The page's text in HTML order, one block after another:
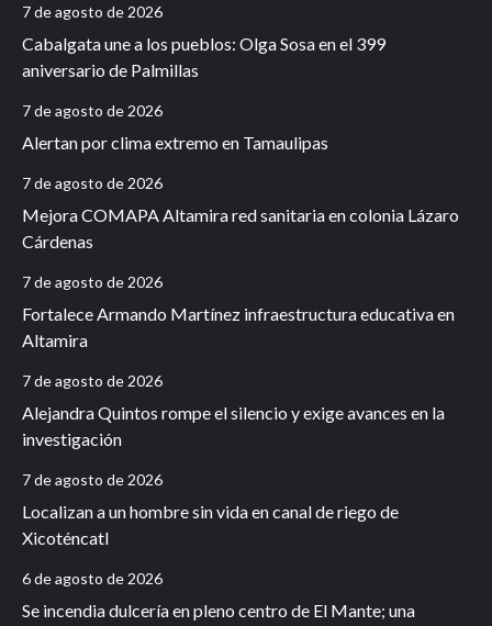
7 de agosto de 2026
Cabalgata une a los pueblos: Olga Sosa en el 399
aniversario de Palmillas
7 de agosto de 2026
Alertan por clima extremo en Tamaulipas
7 de agosto de 2026
Mejora COMAPA Altamira red sanitaria en colonia Lázaro
Cárdenas
7 de agosto de 2026
Fortalece Armando Martínez infraestructura educativa en
Altamira
7 de agosto de 2026
Alejandra Quintos rompe el silencio y exige avances en la
investigación
7 de agosto de 2026
Localizan a un hombre sin vida en canal de riego de
Xicoténcatl
6 de agosto de 2026
Se incendia dulcería en pleno centro de El Mante; una